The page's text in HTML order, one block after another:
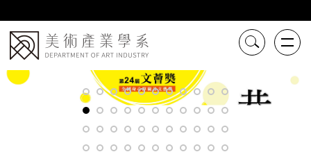
到
主
要
內
容